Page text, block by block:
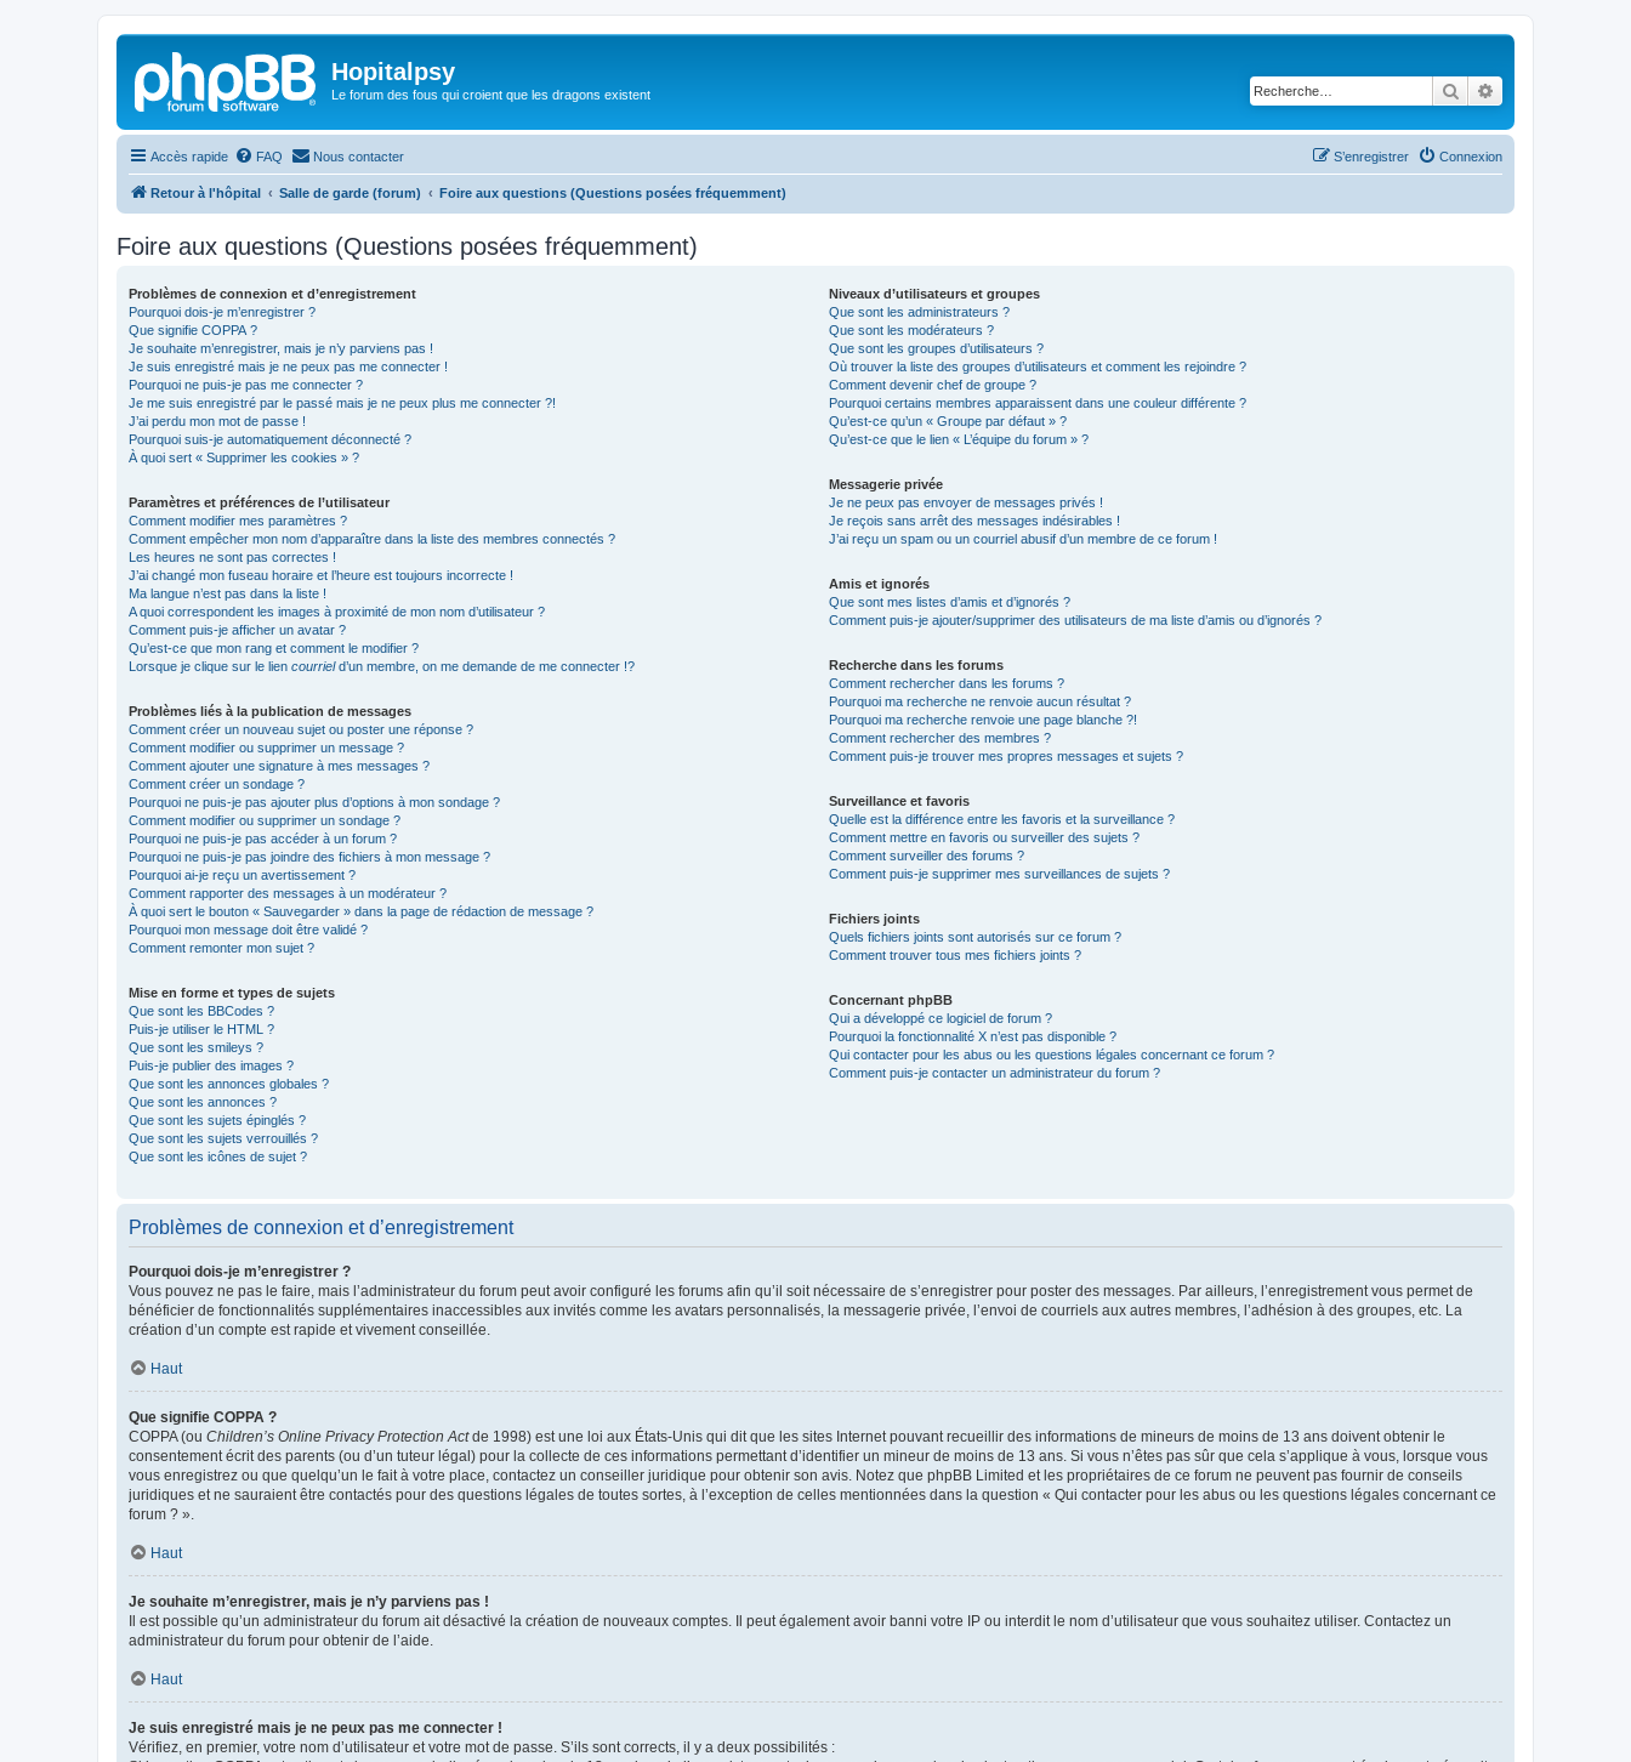
Hopitalpsy
Le forum des fous qui croient que les dragons existent Rechercher
Accès rapide FAQ Nous contacter Connexion
S’enregistrer
Retour à l'hôpital Salle de garde (forum) Foire aux questions (Questions posées fréquemment)
Foire aux questions (Questions posées fréquemment)
Problèmes de connexion et d’enregistrement
Pourquoi dois-je m’enregistrer ?
Que signifie COPPA ?
Je souhaite m’enregistrer, mais je n’y parviens pas !
Je suis enregistré mais je ne peux pas me connecter !
Pourquoi ne puis-je pas me connecter ?
Je me suis enregistré par le passé mais je ne peux plus me connecter ?!
J’ai perdu mon mot de passe !
Pourquoi suis-je automatiquement déconnecté ?
À quoi sert « Supprimer les cookies » ?
Paramètres et préférences de l’utilisateur
Comment modifier mes paramètres ?
Comment empêcher mon nom d’apparaître dans la liste des membres connectés ?
Les heures ne sont pas correctes !
J’ai changé mon fuseau horaire et l’heure est toujours incorrecte !
Ma langue n’est pas dans la liste !
A quoi correspondent les images à proximité de mon nom d’utilisateur ?
Comment puis-je afficher un avatar ?
Qu’est-ce que mon rang et comment le modifier ?
Lorsque je clique sur le lien courrield’un membre, on me demande de me connecter !?
Problèmes liés à la publication de messages
Comment créer un nouveau sujet ou poster une réponse ?
Comment modifier ou supprimer un message ?
Comment ajouter une signature à mes messages ?
Comment créer un sondage ?
Pourquoi ne puis-je pas ajouter plus d’options à mon sondage ?
Comment modifier ou supprimer un sondage ?
Pourquoi ne puis-je pas accéder à un forum ?
Pourquoi ne puis-je pas joindre des fichiers à mon message ?
Pourquoi ai-je reçu un avertissement ?
Comment rapporter des messages à un modérateur ?
À quoi sert le bouton « Sauvegarder » dans la page de rédaction de message ?
Pourquoi mon message doit être validé ?
Comment remonter mon sujet ?
Mise en forme et types de sujets
Que sont les BBCodes ?
Puis-je utiliser le HTML ?
Que sont les smileys ?
Puis-je publier des images ?
Que sont les annonces globales ?
Que sont les annonces ?
Que sont les sujets épinglés ?
Que sont les sujets verrouillés ?
Que sont les icônes de sujet ?
Niveaux d’utilisateurs et groupes
Que sont les administrateurs ?
Que sont les modérateurs ?
Que sont les groupes d’utilisateurs ?
Où trouver la liste des groupes d’utilisateurs et comment les rejoindre ?
Comment devenir chef de groupe ?
Pourquoi certains membres apparaissent dans une couleur différente ?
Qu’est-ce qu’un « Groupe par défaut » ?
Qu’est-ce que le lien « L’équipe du forum » ?
Messagerie privée
Je ne peux pas envoyer de messages privés !
Je reçois sans arrêt des messages indésirables !
J’ai reçu un spam ou un courriel abusif d’un membre de ce forum !
Amis et ignorés
Que sont mes listes d’amis et d’ignorés ?
Comment puis-je ajouter/supprimer des utilisateurs de ma liste d’amis ou d’ignorés ?
Recherche dans les forums
Comment rechercher dans les forums ?
Pourquoi ma recherche ne renvoie aucun résultat ?
Pourquoi ma recherche renvoie une page blanche ?!
Comment rechercher des membres ?
Comment puis-je trouver mes propres messages et sujets ?
Surveillance et favoris
Quelle est la différence entre les favoris et la surveillance ?
Comment mettre en favoris ou surveiller des sujets ?
Comment surveiller des forums ?
Comment puis-je supprimer mes surveillances de sujets ?
Fichiers joints
Quels fichiers joints sont autorisés sur ce forum ?
Comment trouver tous mes fichiers joints ?
Concernant phpBB
Qui a développé ce logiciel de forum ?
Pourquoi la fonctionnalité X n’est pas disponible ?
Qui contacter pour les abus ou les questions légales concernant ce forum ?
Comment puis-je contacter un administrateur du forum ?
Problèmes de connexion et d’enregistrement
Pourquoi dois-je m’enregistrer ?
Vous pouvez ne pas le faire, mais l’administrateur du forum peut avoir configuré les forums afin qu’il soit nécessaire de s’enregistrer pour poster des messages. Par ailleurs, l’enregistrement vous permet de
bénéficier de fonctionnalités supplémentaires inaccessibles aux invités comme les avatars personnalisés, la messagerie privée, l’envoi de courriels aux autres membres, l’adhésion à des groupes, etc. La
création d’un compte est rapide et vivement conseillée.
Haut
Que signifie COPPA ?
COPPA (ou Children’s Online Privacy Protection Actde 1998) est une loi aux États-Unis qui dit que les sites Internet pouvant recueillir des informations de mineurs de moins de 13 ans doivent obtenir le
consentement écrit des parents (ou d’un tuteur légal) pour la collecte de ces informations permettant d’identifier un mineur de moins de 13 ans. Si vous n’êtes pas sûr que cela s’applique à vous, lorsque vous
vous enregistrez ou que quelqu’un le fait à votre place, contactez un conseiller juridique pour obtenir son avis. Notez que phpBB Limited et les propriétaires de ce forum ne peuvent pas fournir de conseils
juridiques et ne sauraient être contactés pour des questions légales de toutes sortes, à l’exception de celles mentionnées dans la question « Qui contacter pour les abus ou les questions légales concernant ce
forum ? ».
Haut
Je souhaite m’enregistrer, mais je n’y parviens pas !
Il est possible qu’un administrateur du forum ait désactivé la création de nouveaux comptes. Il peut également avoir banni votre IP ou interdit le nom d’utilisateur que vous souhaitez utiliser. Contactez un
administrateur du forum pour obtenir de l’aide.
Haut
Je suis enregistré mais je ne peux pas me connecter !
Vérifiez, en premier, votre nom d’utilisateur et votre mot de passe. S’ils sont corrects, il y a deux possibilités :